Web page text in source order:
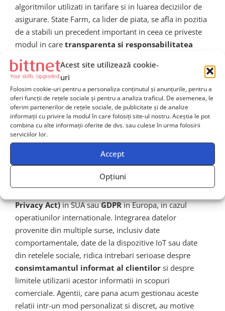
Acest site utilizează cookie-
uri
Folosim cookie-uri pentru a personaliza conținutul și anunțurile, pentru a
oferi funcții de rețele sociale și pentru a analiza traficul. De asemenea, le
oferim partenerilor de rețele sociale, de publicitate și de analize
informații cu privire la modul în care folosiți site-ul nostru. Aceștia le pot
combina cu alte informații oferite de dvs. sau culese în urma folosirii
serviciilor lor.
Accept
Opțiuni
algoritmilor utilizati in tarifare si in luarea deciziilor de
asigurare. State Farm, ca lider de piata, se afla in pozitia
de a stabili un precedent important in ceea ce priveste
modul in care transparenta si responsabilitatea
algortimica
declarate in documentele de politica corporativa.
Conformitatea cu reglementarile
privind protectia datelor
O alta dimensiune critica este cea aconformitatii cu
reglementarile privind protectia datelor
AI care proceseaza volume uriase de date personale ale
clientilor trebuie sa respecte cadrul legal impus de
Privacy Act)in SUA sauGDPRin Europa, in cazul
operatiunilor internationale. Integrarea datelor
provenite din multiple surse, inclusiv date
comportamentale, date de la dispozitive IoT sau date
din retelele sociale, ridica intrebari serioase despre
consimtamantul informat al clientilor si despre
limitele utilizarii acestor informatii in scopuri
comerciale. Agentii, care pana acum gestionau aceste
relatii intr-un mod personalizat si discret, au motive